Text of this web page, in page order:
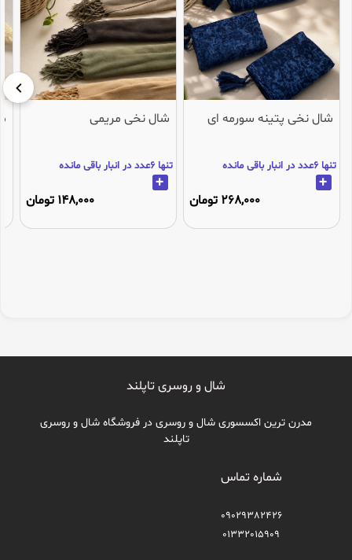
شال نخی پتینه سورمه ای
تنها 6عدد در انبار باقی مانده
+
268,000 تومان
شال نخی مریمی
تنها 6عدد در انبار باقی مانده
+
148,000 تومان
شال و روسری تاپلند
مدرن ترین اکسسوری شال و روسری در فروشگاه شال و روسری
تاپلند
شماره تماس
09029382426
01332015909